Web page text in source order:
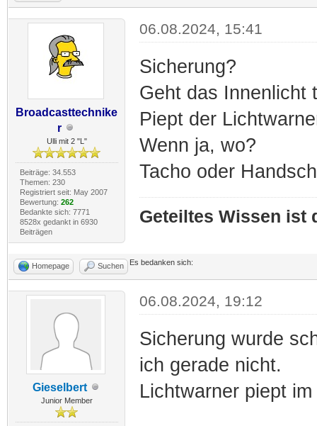
Broadcasttechnike
r
Ulli mit 2 "L"
Beiträge: 34.553
Themen: 230
Registriert seit: May 2007
Bewertung: 262
Bedankte sich: 7771
8528x gedankt in 6930
Beiträgen
06.08.2024, 15:41
Sicherung?
Geht das Innenlicht
Piept der
Wenn ja, wo?
Tacho oder
Geteiltes Wissen ist
Homepage Suchen Es bedanken sich:
Gieselbert
Junior Member
06.08.2024, 19:12
Sicherung wurde
ich gerade nicht.
Lichtwarner piept im